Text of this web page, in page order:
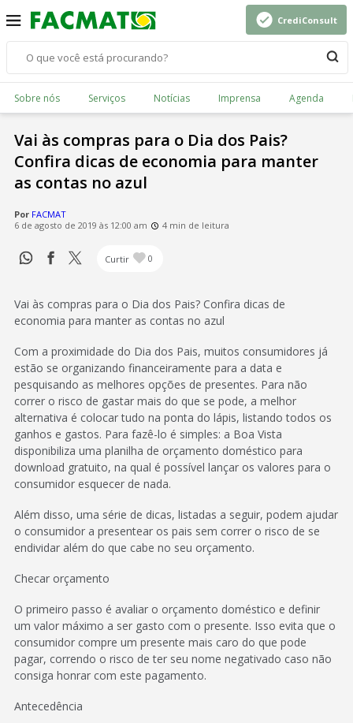
CrediConsult
Sobre nós Serviços Notícias Imprensa Agenda
Vai às compras para o Dia dos Pais?
Confira dicas de economia para manter
as contas no azul
Por FACMAT
6 de agosto de 2019 às 12:00 am
4 min de leitura
Curtir 0
Vai às compras para o Dia dos Pais? Confira dicas de
economia para manter as contas no azul
Com a proximidade do Dia dos Pais, muitos consumidores já
estão se organizando financeiramente para a data e
pesquisando as melhores opções de presentes. Para não
correr o risco de gastar mais do que se pode, a melhor
alternativa é colocar tudo na ponta do lápis, listando todos os
ganhos e gastos. Para fazê-lo é simples: a Boa Vista
disponibiliza uma planilha de orçamento doméstico para
download gratuito, na qual é possível lançar os valores para o
consumidor esquecer de nada.
Além disso, uma série de dicas, listadas a seguir, podem ajudar
o consumidor a presentear os pais sem correr o risco de se
endividar além do que cabe no seu orçamento.
Checar orçamento
O primeiro passo é avaliar o orçamento doméstico e definir
um valor máximo a ser gasto com o presente. Isso evita que o
consumidor compre um presente mais caro do que pode
pagar, correndo o risco de ter seu nome negativado caso não
consiga honrar com este pagamento.
Antecedência